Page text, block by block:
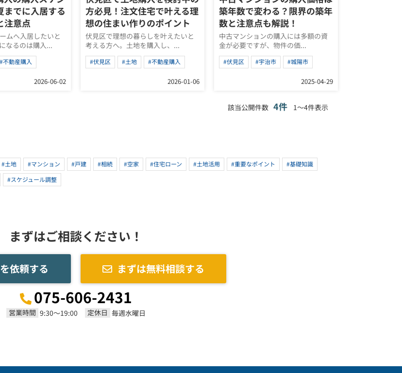
までに入居する
注意点
ムへ入居したいと
なるのは購入...
#不動産購入
2026-06-02
方必見！注文住宅で叶える理
想の住まい作りのポイント
伏見区で理想の暮らしを叶えたいと
考える方へ。土地を購入し、...
#伏見区 #土地 #不動産購入
2026-01-06
築年数で変わる？限界の築年
数と注意点も解説！
中古マンションの購入には多額の資
金が必要ですが、物件の価...
#伏見区 #宇治市 #城陽市
2025-04-29
該当公開件数 4件 1～4件表示
#土地 #マンション #戸建 #相続 #空家 #住宅ローン #土地活用 #重要なポイント
#基礎知識
#スケジュール調整
まずはご相談ください！
依頼する まずは無料相談する
075-606-2431
営業時間 9:30～19:00 定休日 毎週水曜日